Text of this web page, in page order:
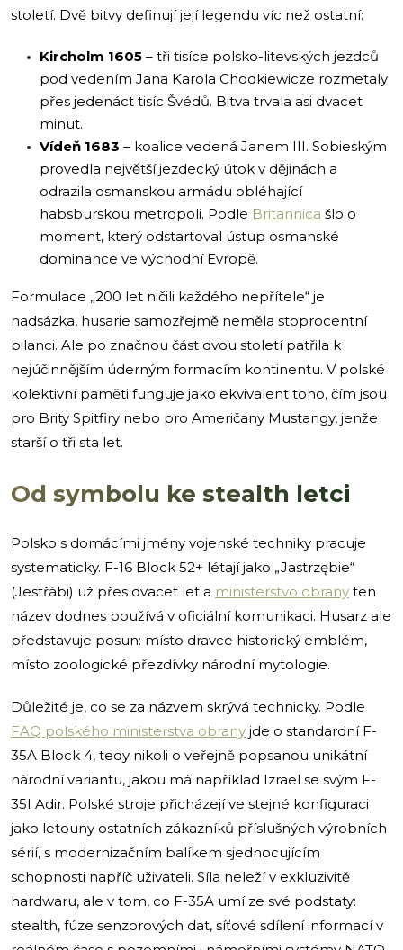
století. Dvě bitvy definují její legendu víc než ostatní:
Kircholm 1605 – tři tisíce polsko-litevských jezdců
pod vedením Jana Karola Chodkiewicze rozmetaly
přes jedenáct tisíc Švédů. Bitva trvala asi dvacet
minut.
Vídeň 1683 – koalice vedená Janem III. Sobieským
provedla největší jezdecký útok v dějinách a
odrazila osmanskou armádu obléhající
habsburskou metropoli. Podle Britannica šlo o
moment, který odstartoval ústup osmanské
dominance ve východní Evropě.
Formulace „200 let ničili každého nepřítele“ je
nadsázka, husarie samozřejmě neměla stoprocentní
bilanci. Ale po značnou část dvou století patřila k
nejúčinnějším úderným formacím kontinentu. V polské
kolektivní paměti funguje jako ekvivalent toho, čím jsou
pro Brity Spitfiry nebo pro Američany Mustangy, jenže
starší o tři sta let.
Od symbolu ke stealth letci
Polsko s domácími jmény vojenské techniky pracuje
systematicky. F-16 Block 52+ létají jako „Jastrzębie“
(Jestřábi) už přes dvacet let a ministerstvo obrany ten
název dodnes používá v oficiální komunikaci. Husarz ale
představuje posun: místo dravce historický emblém,
místo zoologické přezdívky národní mytologie.
Důležité je, co se za názvem skrývá technicky. Podle
FAQ polského ministerstva obrany jde o standardní F-
35A Block 4, tedy nikoli o veřejně popsanou unikátní
národní variantu, jakou má například Izrael se svým F-
35I Adir. Polské stroje přicházejí ve stejné konfiguraci
jako letouny ostatních zákazníků příslušných výrobních
sérií, s modernizačním balíkem sjednocujícím
schopnosti napříč uživateli. Síla neleží v exkluzivitě
hardwaru, ale v tom, co F-35A umí ze své podstaty:
stealth, fúze senzorových dat, síťové sdílení informací v